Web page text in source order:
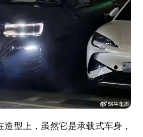
造型上，虽然它是承载式车身，